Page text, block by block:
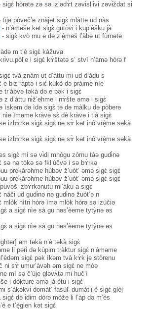
sigɛ̀ hòrətə zə sə iz’ədɤ̀t zəvisl’ɨ̀vɨ zəvɨ̀ždat sɨ
tìjə pòveč’e znàjət sigɛ̀ mlàtte ud nàs
- n’àməše kət sigɛ̀ gutòvi i kup’èšku jà
-sigɛ̀ kvò mu e də z’è̝meš l’àbə ut fùrnətə
m t’è sigɛ̀ kàžuva
i sigɛ̀ kɤ̀štətə s’ stvì n’àmə hòrə f
tvà znàm ut d’àttu mi ud d’àdu s
e biz ràptə i siɛ̀ kukò də pràime nìe
tr’àbvə təkà də e pək i sigɛ̀
z d’àttu nɨ̀ž’ehme i nɤ̀šte əmə i sigɛ̀
ìskəm də ìdə sigɛ̀ tə də màlku də pòberə
nìe ìməme kràvə sɛ̀ dè kràvə i t’à sigɛ̀
izbɤ̀rkə sigɛ̀ sigɛ̀ ne sɤ̀ kət inò vrè̝me səkà
izbɤ̀rkə sigɛ̀ sigɛ̀ ne sɤ̀ kət inò vrè̝me səkà
sigɛ̀ mi sə vɨ̀di mnògu zòrnu tàə gudɨ̀nə
sə nə tòkə sə fkl’ùčvə i sə bɤ̀rkə
prekàrəhme hùbəv ž’uòt’ əmə sigɛ̀ sigɛ̀
prekàrəhme hùbəv ž’uòt’ əmə sigɛ̀ sigɛ̀
izbɤ̀rkənutu ml’àku a sigɛ̀
nàči ud gudɨ̀nə nə gudɨ̀nə žuòt’ə n
mlòk hìtri hòrə ìmə mlòk hòrə sə izùčiə
a sigɛ̀ nìe sà gu nəs’èeme tytỳnə əs
a sigɛ̀ nìe sà gu nəs’èeme tytỳnə əs
əm təkà n’è təkà sigɛ̀
li pərɨ̀ də kùpim tràktur sigɛ̀ n’àməme
sigɛ̀ pək ìkəm tvà kɤ̀k je stòrenu
ni sɤ̀ umur’àvəh əm sigɛ̀ ne mòə
mì sə č’ùje gləvʌ̀tə mɨ huč’ì
i dòkture əmə jà ètu i sigɛ̀
s’àkəkvi domàt’ fasùl’ dumàt’ɨ è sigɛ̀ glèj
sigɛ̀ də ɨ̀dim dòrə mòže li l’àp də m’ès
e t’è̝glen kət sigɛ̀